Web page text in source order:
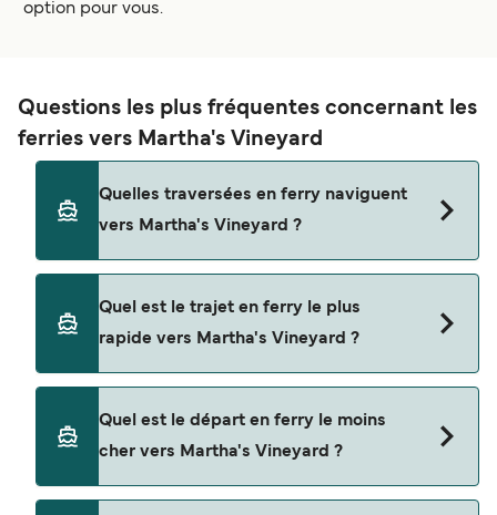
option pour vous.
Questions les plus fréquentes concernant les
ferries vers Martha's Vineyard
Quelles traversées en ferry naviguent
vers Martha's Vineyard ?
depuis
Nantucket
Quel est le trajet en ferry le plus
rapide vers Martha's Vineyard ?
Vineyard est sur la route Falmouth - Oak Bluffs,
avec une durée du trajet d’environ 35 minutes.
Quel est le départ en ferry le moins
cher vers Martha's Vineyard ?